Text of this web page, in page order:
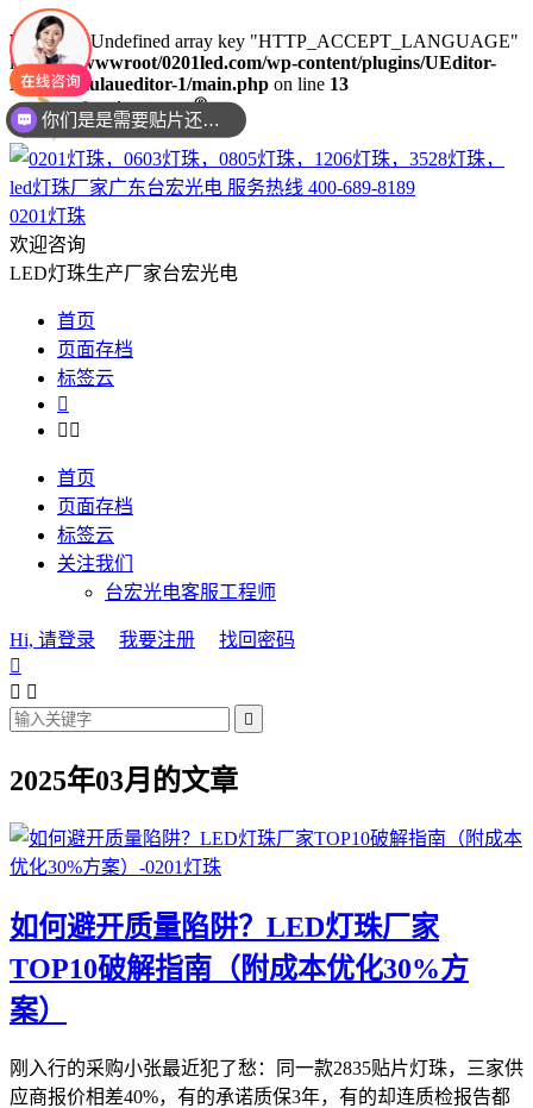
Warning
: Undefined array key "HTTP_ACCEPT_LANGUAGE"
in/www/wwwroot/0201led.com/wp-content/plugins/UEditor-
KityFormulaueditor-1/main.php on line 13
0201灯珠
欢迎咨询
LED灯珠生产厂家台宏光电
首页
页面存档
标签云

 
首页
页面存档
标签云
关注我们
台宏光电客服工程师
Hi, 请登录 我要注册
找回密码

 

2025年03月的文章
如何避开质量陷阱？LED灯珠厂家
TOP10破解指南（附成本优化30%方
案）
刚入行的采购小张最近犯了愁：同一款2835贴片灯珠，三家供
应商报价相差40%，有的承诺质保3年，有的却连质检报告都
你们是是需要贴片还是插件灯珠呢？